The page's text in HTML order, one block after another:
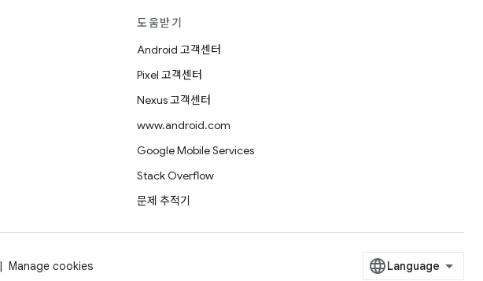
도움받기
Android 고객센터
Pixel 고객센터
Nexus 고객센터
www.android.com
Google Mobile Services
Stack Overflow
문제 추적기
Manage cookies